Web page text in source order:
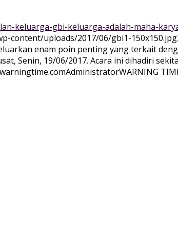
keluarga-gbi-keluarga-adalah-maha-
content/uploads/2017/06/gbi1-150x150.jpg
enam poin penting yang terkait
Senin, 19/06/2017. Acara ini dihadiri
AdministratorWARNING